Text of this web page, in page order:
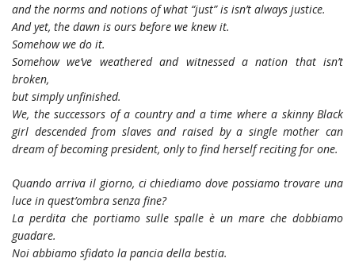
and the norms and notions of what “just” is isn’t always justice.
And yet, the dawn is ours before we knew it.
Somehow we do it.
Somehow we’ve weathered and witnessed a nation that isn’t
broken,
but simply unfinished.
We, the successors of a country and a time where a skinny Black
girl descended from slaves and raised by a single mother can
dream of becoming president, only to find herself reciting for one.
Quando arriva il giorno, ci chiediamo dove possiamo trovare una
luce in quest’ombra senza fine?
La perdita che portiamo sulle spalle è un mare che dobbiamo
guadare.
Noi abbiamo sfidato la pancia della bestia.